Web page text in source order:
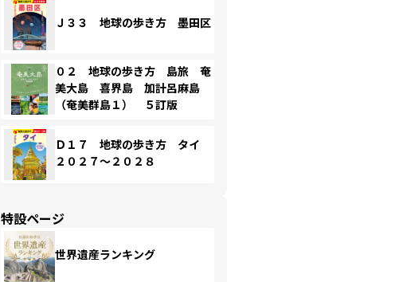
Ｊ３３ 地球の歩き方 墨田区
０２ 地球の歩き方 島旅 奄
美大島 喜界島 加計呂麻島
（奄美群島１） ５訂版
Ｄ１７ 地球の歩き方 タイ
２０２７～２０２８
特設ページ
世界遺産ランキング